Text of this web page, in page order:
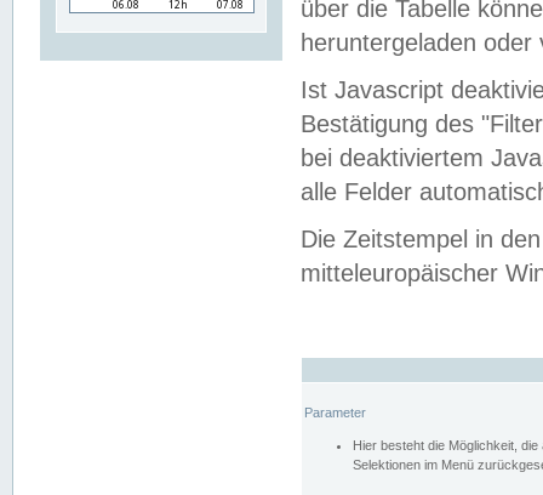
über die Tabelle
heruntergeladen oder
Ist Javascript
Bestätigung des
bei deaktiviertem
alle Felder
Die Zeitstempel in
mitteleuropäischer
Parameter
Hier besteht die Möglichkeit,
Selektionen im Menü